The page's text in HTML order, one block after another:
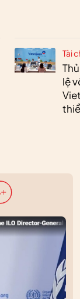
Tài
lệ